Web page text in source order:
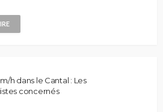
h dans le Cantal : Les
concernés